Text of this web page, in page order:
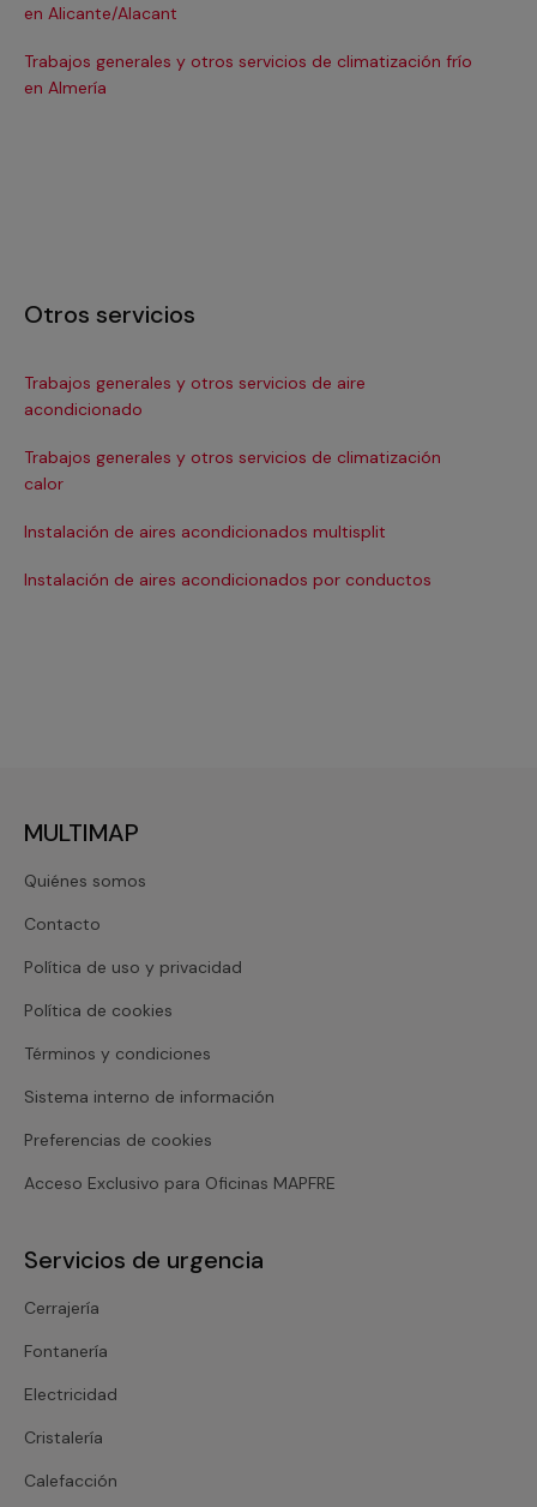
en Alicante/Alacant
Trabajos generales y otros servicios de climatización frío
en Almería
Otros servicios
Trabajos generales y otros servicios de aire
acondicionado
Trabajos generales y otros servicios de climatización
calor
Instalación de aires acondicionados multisplit
Instalación de aires acondicionados por conductos
MULTIMAP
Quiénes somos
Contacto
Política de uso y privacidad
Política de cookies
Términos y condiciones
Sistema interno de información
Preferencias de cookies
Acceso Exclusivo para Oficinas MAPFRE
Servicios de urgencia
Cerrajería
Fontanería
Electricidad
Cristalería
Calefacción